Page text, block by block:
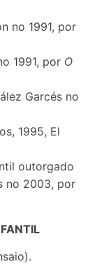
no 1991, por
1991, por O
Garcés no
1995, El
outorgado
no 2003, por